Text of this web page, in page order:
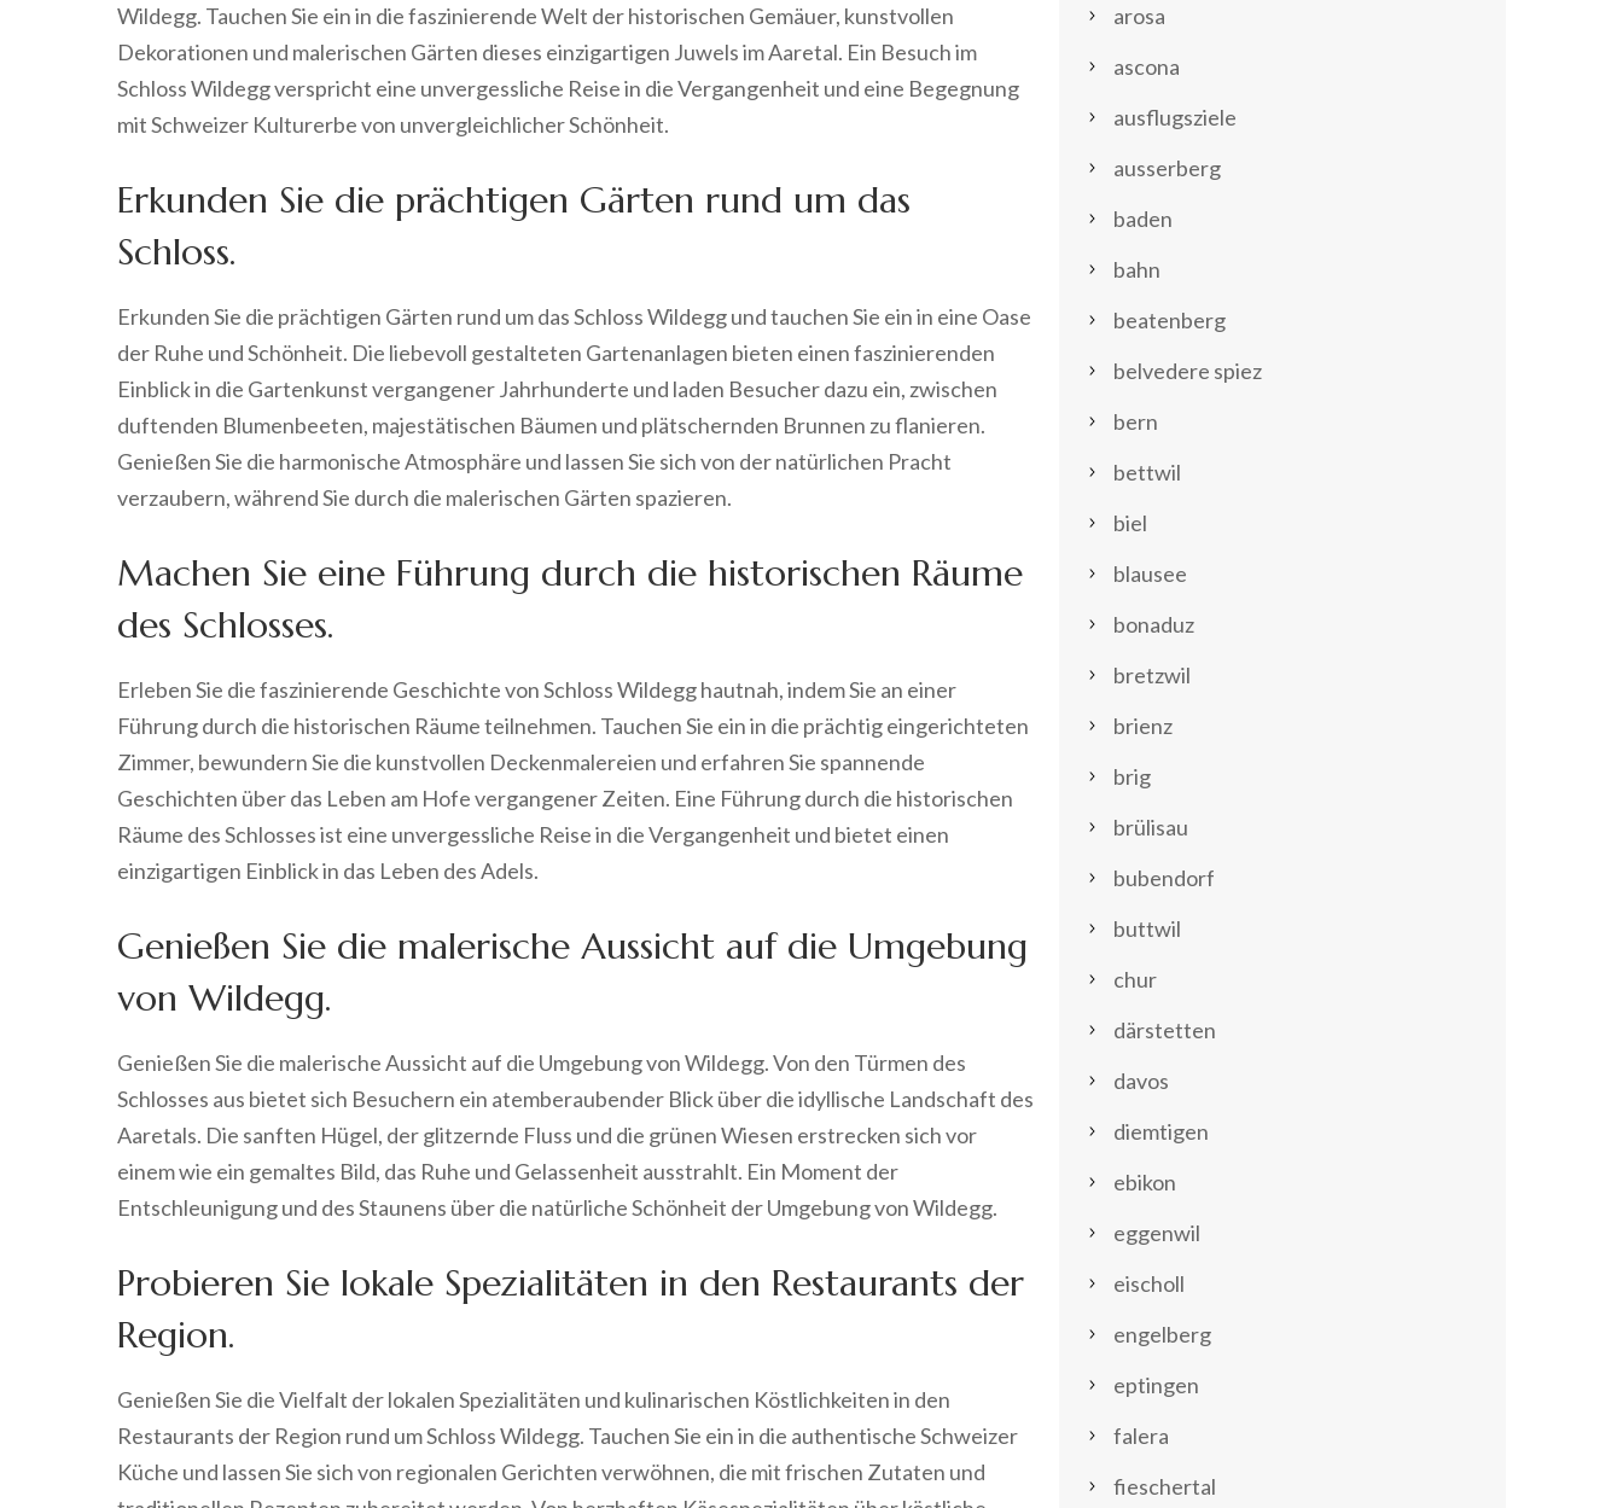
Wildegg. Tauchen Sie ein in die faszinierende Welt der historischen Gemäuer, kunstvollen
Dekorationen und malerischen Gärten dieses einzigartigen Juwels im Aaretal. Ein Besuch im
Schloss Wildegg verspricht eine unvergessliche Reise in die Vergangenheit und eine Begegnung
mit Schweizer Kulturerbe von unvergleichlicher Schönheit.
Erkunden Sie die prächtigen Gärten rund um das
Schloss.
Erkunden Sie die prächtigen Gärten rund um das Schloss Wildegg und tauchen Sie ein in eine Oase
der Ruhe und Schönheit. Die liebevoll gestalteten Gartenanlagen bieten einen faszinierenden
Einblick in die Gartenkunst vergangener Jahrhunderte und laden Besucher dazu ein, zwischen
duftenden Blumenbeeten, majestätischen Bäumen und plätschernden Brunnen zu flanieren.
Genießen Sie die harmonische Atmosphäre und lassen Sie sich von der natürlichen Pracht
verzaubern, während Sie durch die malerischen Gärten spazieren.
Machen Sie eine Führung durch die historischen Räume
des Schlosses.
Erleben Sie die faszinierende Geschichte von Schloss Wildegg hautnah, indem Sie an einer
Führung durch die historischen Räume teilnehmen. Tauchen Sie ein in die prächtig eingerichteten
Zimmer, bewundern Sie die kunstvollen Deckenmalereien und erfahren Sie spannende
Geschichten über das Leben am Hofe vergangener Zeiten. Eine Führung durch die historischen
Räume des Schlosses ist eine unvergessliche Reise in die Vergangenheit und bietet einen
einzigartigen Einblick in das Leben des Adels.
Genießen Sie die malerische Aussicht auf die Umgebung
von Wildegg.
Genießen Sie die malerische Aussicht auf die Umgebung von Wildegg. Von den Türmen des
Schlosses aus bietet sich Besuchern ein atemberaubender Blick über die idyllische Landschaft des
Aaretals. Die sanften Hügel, der glitzernde Fluss und die grünen Wiesen erstrecken sich vor
einem wie ein gemaltes Bild, das Ruhe und Gelassenheit ausstrahlt. Ein Moment der
Entschleunigung und des Staunens über die natürliche Schönheit der Umgebung von Wildegg.
Probieren Sie lokale Spezialitäten in den Restaurants der
Region.
Genießen Sie die Vielfalt der lokalen Spezialitäten und kulinarischen Köstlichkeiten in den
Restaurants der Region rund um Schloss Wildegg. Tauchen Sie ein in die authentische Schweizer
Küche und lassen Sie sich von regionalen Gerichten verwöhnen, die mit frischen Zutaten und
arosa
ascona
ausflugsziele
ausserberg
baden
bahn
beatenberg
belvedere spiez
bern
bettwil
biel
blausee
bonaduz
bretzwil
brienz
brig
brülisau
bubendorf
buttwil
chur
därstetten
davos
diemtigen
ebikon
eggenwil
eischoll
engelberg
eptingen
falera
fieschertal